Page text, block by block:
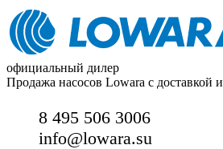
официальный дилер
Продажа насосов Lowara с доставкой
8 495 506 3006
info@lowara.su